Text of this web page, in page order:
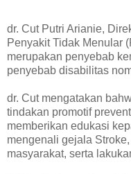
dr. Cut Putri Arianie,
Penyakit Tidak Menular
merupakan penyebab
penyebab disabilitas
dr. Cut mengatakan
tindakan promotif
memberikan edukasi
mengenali gejala
masyarakat, serta